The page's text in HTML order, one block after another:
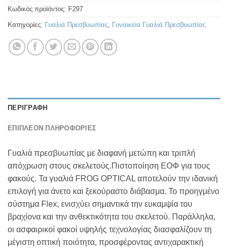
Κωδικός προϊόντος: F297
Κατηγορίες: Γυαλιά Πρεσβυωπίας Γυναικεία Γυαλιά Πρεσβυωπίας
ΠΕΡΙΓΡΑΦΉ
ΕΠΙΠΛΈΟΝ ΠΛΗΡΟΦΟΡΊΕΣ
Γυαλιά πρεσβυωπίας με διαφανή μετώπη και τριπλή
απόχρωση στους σκελετούς.Πιστοποίηση ΕΟΦ για τους
φακούς. Τα γυαλιά FROG OPTICAL αποτελούν την ιδανική
επιλογή για άνετο και ξεκούραστο διάβασμα. Το προηγμένο
σύστημα Flex, ενισχύει σημαντικά την ευκαμψία του
βραχίονα και την ανθεκτικότητα του σκελετού. Παράλληλα,
οι ασφαιρικοί φακοί υψηλής τεχνολογίας διασφαλίζουν τη
μέγιστη οπτική ποιότητα, προσφέροντας αντιχαρακτική